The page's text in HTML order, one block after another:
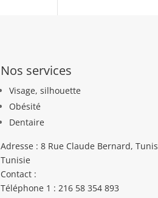
Nos services
Visage, silhouette
Obésité
Dentaire
Adresse : 8 Rue Claude Bernard, Tunis
Tunisie
Contact :
Téléphone 1 : 216 58 354 893